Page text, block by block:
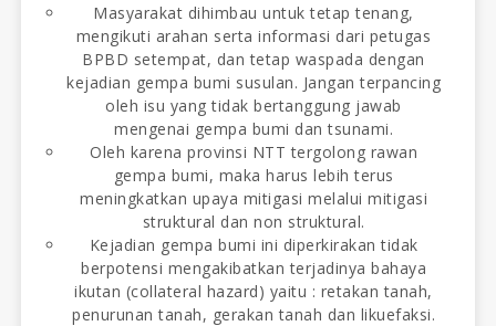
Masyarakat dihimbau untuk tetap tenang,
mengikuti arahan serta informasi dari petugas
BPBD setempat, dan tetap waspada dengan
kejadian gempa bumi susulan. Jangan terpancing
oleh isu yang tidak bertanggung jawab
mengenai gempa bumi dan tsunami.
Oleh karena provinsi NTT tergolong rawan
gempa bumi, maka harus lebih terus
meningkatkan upaya mitigasi melalui mitigasi
struktural dan non struktural.
Kejadian gempa bumi ini diperkirakan tidak
berpotensi mengakibatkan terjadinya bahaya
ikutan (collateral hazard) yaitu : retakan tanah,
penurunan tanah, gerakan tanah dan likuefaksi.